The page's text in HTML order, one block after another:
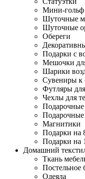
Мини-гольф
Шуточные
Шуточные
Обереги
Подарки с
Мешочки
Шарики
Сувениры к
Футляры
Чехлы для
Подарочные
Магнитики
Подарки на
Подарки на
Домашний
Ткань
Постельное
Одеяла